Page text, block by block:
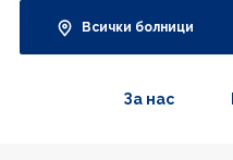
Всички болници
За нас